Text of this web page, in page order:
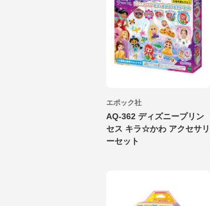
エポック社
AQ-362 ディズニープリン
セス キラ☆かわ アクセサリ
ーセット